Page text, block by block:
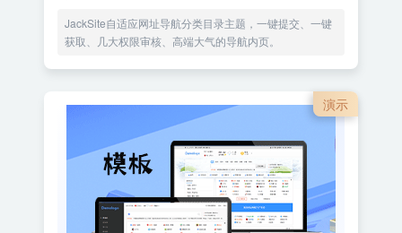
JackSite自适应网址导航分类目录主题，一键提交、一键
获取、几大权限审核、高端大气的导航内页。
演示